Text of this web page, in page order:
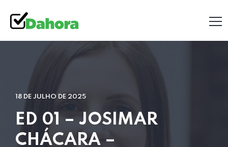
18 DE JULHO DE 2025
ED 01 – JOSIMAR
CHÁCARA –